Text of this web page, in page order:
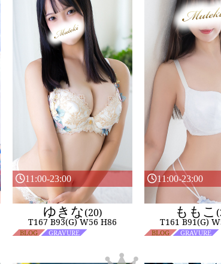
11:00-23:00
ゆきな(20)
T167 B93(G) W56 H86
BLOG GRAVURE
11:00-23:00
ももこ
T161 B91(G)
BLOG GRAVURE